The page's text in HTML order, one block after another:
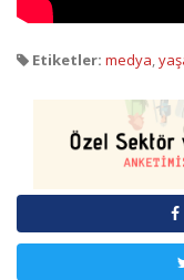
Etiketler: medya,